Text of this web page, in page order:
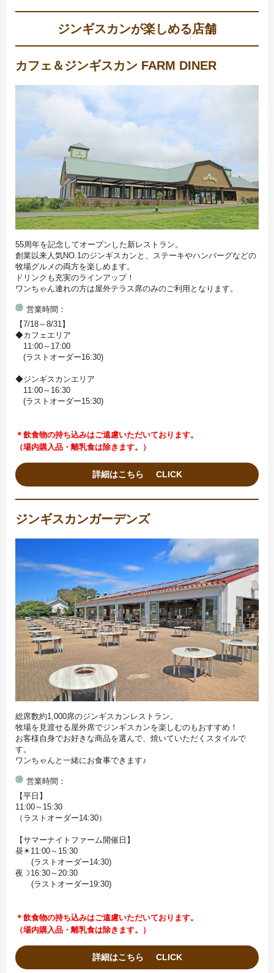
ジンギスカンが楽しめる店舗
カフェ＆ジンギスカン FARM DINER
55周年を記念してオープンした新レストラン。
創業以来人気NO.1のジンギスカンと、ステーキやハンバーグなどの
牧場グルメの両方を楽しめます。
ドリンクも充実のラインアップ！
ワンちゃん連れの方は屋外テラス席のみのご利用となります。
営業時間
【7/18～8/31】
◆カフェエリア
11:00～17:00
(ラストオーダー16:30)
◆ジンギスカンエリア
11:00～16:30
(ラストオーダー15:30)
＊飲食物の持ち込みはご遠慮いただいております。
（場内購入品・離乳食は除きます。）
詳細はこちら
ジンギスカンガーデンズ
総席数約1,000席のジンギスカンレストラン。
牧場を見渡せる屋外席でジンギスカンを楽しむのもおすすめ！
お客様自身でお好きな商品を選んで、焼いていただくスタイルで
す。
ワンちゃんと一緒にお食事できます♪
営業時間
【平日】
11:00～15:30
（ラストオーダー14:30）
【サマーナイトファーム開催日】
昼☀11:00～15:30
(ラストオーダー14:30)
夜☽16:30～20:30
(ラストオーダー19:30)
＊飲食物の持ち込みはご遠慮いただいております。
（場内購入品・離乳食は除きます。）
詳細はこちら